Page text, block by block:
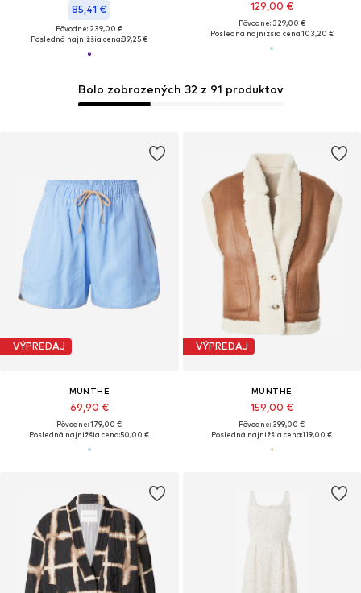
Bolo zobrazených 32 z 91 produktov
85,41 €
Pôvodne: 239,00 €
Posledná najnižšia cena:89,25 €
129,00 €
Pôvodne: 329,00 €
Posledná najnižšia cena:103,20 €
VÝPREDAJ
MUNTHE
69,90 €
Pôvodne: 179,00 €
Posledná najnižšia cena:50,00 €
VÝPREDAJ
MUNTHE
159,00 €
Pôvodne: 399,00 €
Posledná najnižšia cena:119,00 €